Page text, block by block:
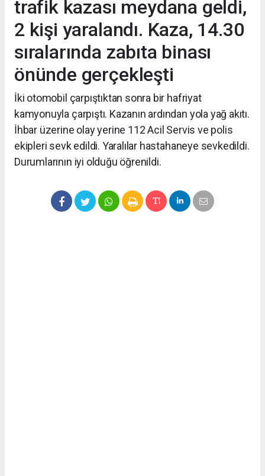
trafik kazası meydana geldi,
2 kişi yaralandı. Kaza, 14.30
sıralarında zabıta binası
önünde gerçekleşti
İki otomobil çarpıştıktan sonra bir hafriyat
kamyonuyla çarpıştı. Kazanın ardından yola yağ akıtı.
İhbar üzerine olay yerine 112 Acil Servis ve polis
ekipleri sevk edildi. Yaralılar hastahaneye sevkedildi.
Durumlarının iyi olduğu öğrenildi.